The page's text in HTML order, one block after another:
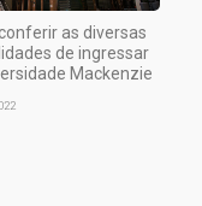
as diversas
de ingressar
Mackenzie